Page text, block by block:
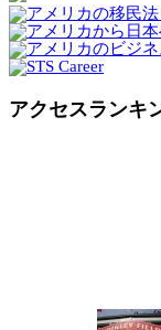
アクセスランキ